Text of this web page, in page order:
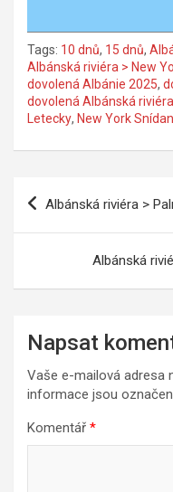
Tags: 10 dnů, 15 dnů,
Albánská riviéra > New
dovolená Albánie 2025,
dovolená Albánská riviéra
Letecky, New York
Navigace
Albánská riviéra >
Albánská
Napsat
Vaše e-mailová adresa
informace jsou
Komentář *